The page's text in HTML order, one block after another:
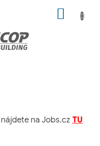
na Jobs.cz TU